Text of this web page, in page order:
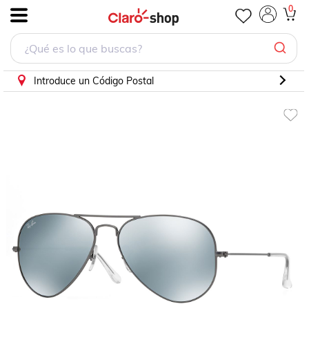
0
Introduce un Código Postal
Solar Ray Ban 0rb3025 029/3058 H